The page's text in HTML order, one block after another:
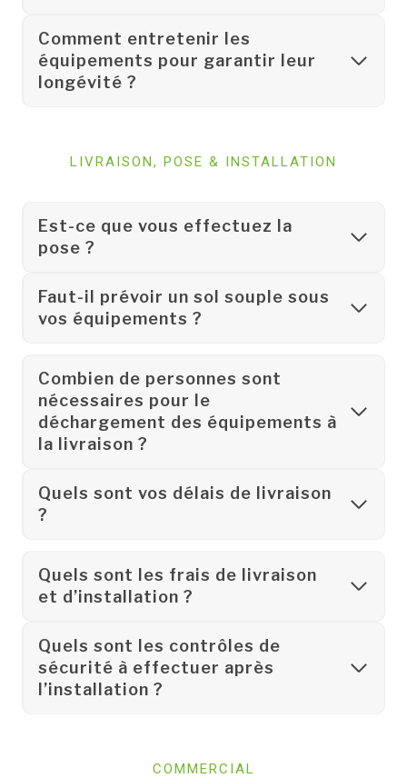
Comment entretenir les
équipements pour garantir leur
longévité ?
LIVRAISON, POSE & INSTALLATION
Est-ce que vous effectuez la
pose ?
Faut-il prévoir un sol souple sous
vos équipements ?
Combien de personnes sont
nécessaires pour le
déchargement des équipements à
la livraison ?
Quels sont vos délais de livraison
?
Quels sont les frais de livraison
et d’installation ?
Quels sont les contrôles de
sécurité à effectuer après
l’installation ?
COMMERCIAL